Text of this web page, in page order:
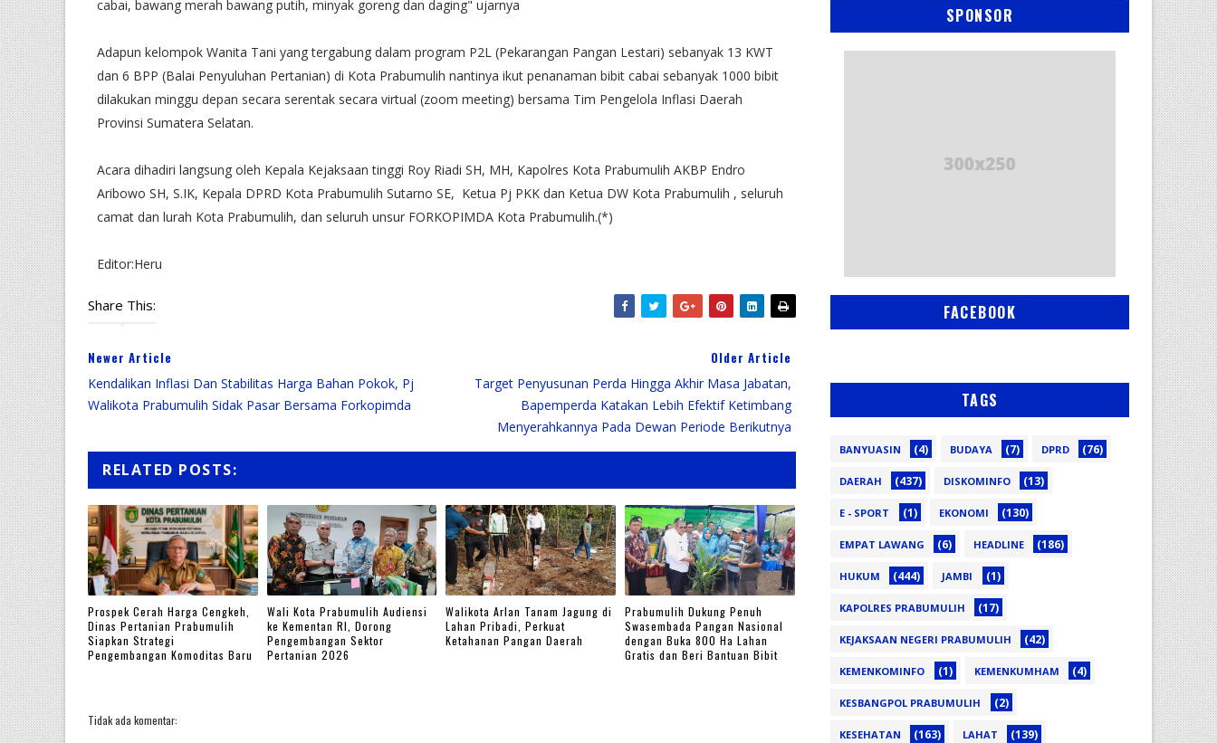
cabai, bawang merah bawang putih, minyak goreng dan daging" ujarnya
Adapun kelompok Wanita Tani yang tergabung dalam program P2L (Pekarangan Pangan Lestari) sebanyak 13 KWT
dan 6 BPP (Balai Penyuluhan Pertanian) di Kota Prabumulih nantinya ikut penanaman bibit cabai sebanyak 1000 bibit
dilakukan minggu depan secara serentak secara virtual (zoom meeting) bersama Tim Pengelola Inflasi Daerah
Provinsi Sumatera Selatan.
Acara dihadiri langsung oleh Kepala Kejaksaan tinggi Roy Riadi SH, MH, Kapolres Kota Prabumulih AKBP Endro
Aribowo SH, S.IK, Kepala DPRD Kota Prabumulih Sutarno SE, Ketua Pj PKK dan Ketua DW Kota Prabumulih , seluruh
camat dan lurah Kota Prabumulih, dan seluruh unsur FORKOPIMDA Kota Prabumulih.(*)
Editor:Heru
Share This:
Newer Article
Kendalikan Inflasi Dan Stabilitas Harga Bahan Pokok, Pj
Walikota Prabumulih Sidak Pasar Bersama Forkopimda
Older Article
Target Penyusunan Perda Hingga Akhir Masa Jabatan,
Bapemperda Katakan Lebih Efektif Ketimbang
Menyerahkannya Pada Dewan Periode Berikutnya
RELATED POSTS:
Prospek Cerah Harga Cengkeh,
Dinas Pertanian Prabumulih
Siapkan Strategi
Pengembangan Komoditas Baru
Wali Kota Prabumulih Audiensi
ke Kementan RI, Dorong
Pengembangan Sektor
Pertanian 2026
Walikota Arlan Tanam Jagung di
Lahan Pribadi, Perkuat
Ketahanan Pangan Daerah
Prabumulih Dukung Penuh
Swasembada Pangan Nasional
dengan Buka 800 Ha Lahan
Gratis dan Beri Bantuan Bibit
Tidak ada komentar:
SPONSOR
FACEBOOK
TAGS
BANYUASIN (4) BUDAYA (7) DPRD (76)
DAERAH (437) DISKOMINFO (13)
E - SPORT (1) EKONOMI (130)
EMPAT LAWANG (6) HEADLINE (186)
HUKUM (444) JAMBI (1)
KAPOLRES PRABUMULIH (17)
KEJAKSAAN NEGERI PRABUMULIH (42)
KEMENKOMINFO (1) KEMENKUMHAM (4)
KESBANGPOL PRABUMULIH (2)
KESEHATAN (163) LAHAT (139)